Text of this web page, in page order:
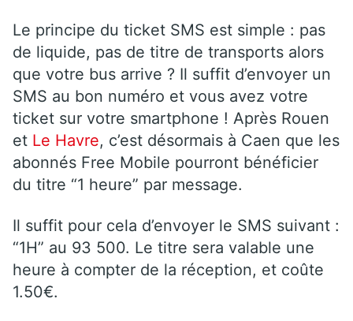
Le principe du ticket SMS est simple : pas
de liquide, pas de titre de transports alors
que votre bus arrive ? Il suffit d’envoyer un
SMS au bon numéro et vous avez votre
ticket sur votre smartphone ! Après Rouen
et Le Havre, c’est désormais à Caen que les
abonnés Free Mobile pourront bénéficier
du titre “1 heure” par message.
Il suffit pour cela d’envoyer le SMS suivant :
“1H” au 93 500. Le titre sera valable une
heure à compter de la réception, et coûte
1.50€.